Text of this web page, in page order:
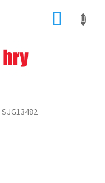
SJG13482